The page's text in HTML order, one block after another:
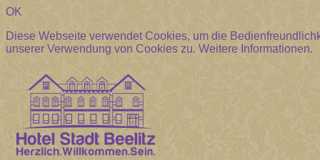
OK
Diese Webseite verwendet Cookies, um die
unserer Verwendung von Cookies zu.Weitere Informationen.